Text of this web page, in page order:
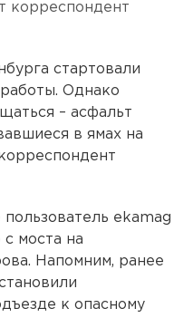
корреспондент
стартовали
Однако
– асфальт
в ямах на
ekamag
моста на
Напомним, ранее
к опасному